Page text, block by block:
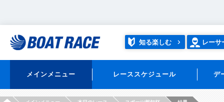
知る楽しむ レーサ
メインメニュー レーススケジュール デ